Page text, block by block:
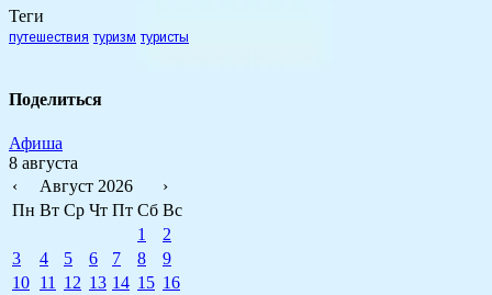
Теги
путешествия туризм туристы
Поделиться
Афиша
8 августа
‹
Август 2026
›
Пн Вт Ср Чт Пт Сб Вс
1
2
3
4 5 6 7 8
9
10 11 12 13 14 15 16